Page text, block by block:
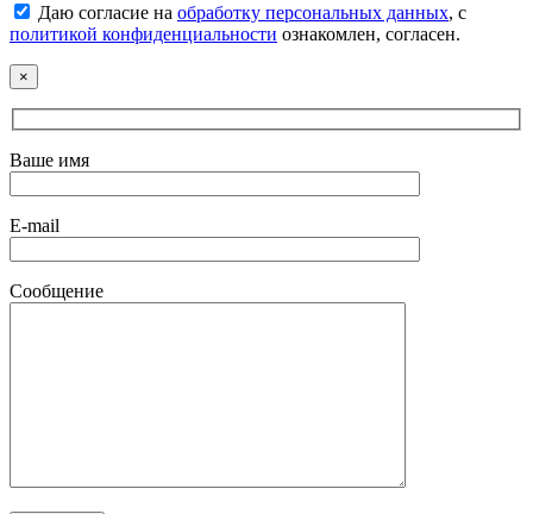
Даю согласие на обработку персональных данных, с
политикой конфиденциальности ознакомлен, согласен.
×
Ваше имя
E-mail
Сообщение